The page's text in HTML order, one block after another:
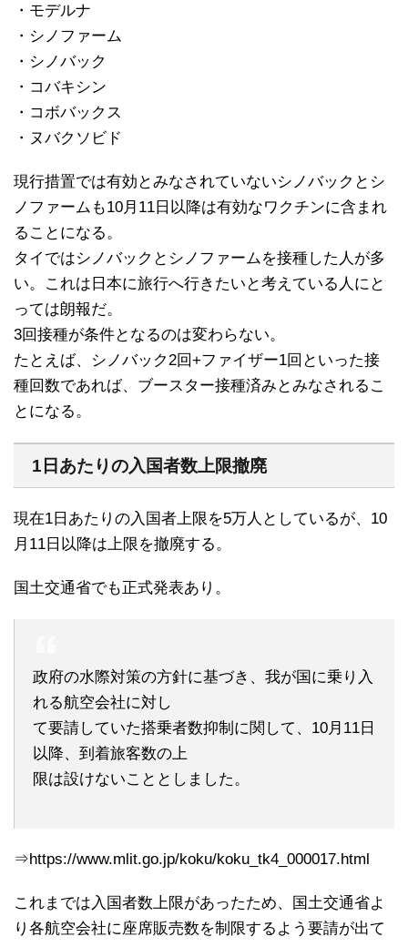
・モデルナ
・シノファーム
・シノバック
・コバキシン
・コボバックス
・ヌバクソビド
現行措置では有効とみなされていないシノバックとシ
ノファームも10月11日以降は有効なワクチンに含まれ
ることになる。
タイではシノバックとシノファームを接種した人が多
い。これは日本に旅行へ行きたいと考えている人にと
っては朗報だ。
3回接種が条件となるのは変わらない。
たとえば、シノバック2回+ファイザー1回といった接
種回数であれば、ブースター接種済みとみなされるこ
とになる。
1日あたりの入国者数上限撤廃
現在1日あたりの入国者上限を5万人としているが、10
月11日以降は上限を撤廃する。
国土交通省でも正式発表あり。
政府の水際対策の方針に基づき、我が国に乗り入
れる航空会社に対し
て要請していた搭乗者数抑制に関して、10月11日
以降、到着旅客数の上
限は設けないこととしました。
⇒https://www.mlit.go.jp/koku/koku_tk4_000017.html
これまでは入国者数上限があったため、国土交通省よ
り各航空会社に座席販売数を制限するよう要請が出て